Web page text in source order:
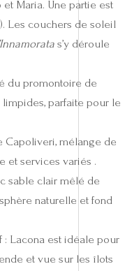
Maria. Une partie est
Les couchers de soleil
s’y déroule
du promontoire de
parfaite pour le
Capoliveri, mélange de
et services variés .
sable clair mêlé de
naturelle et fond
: Lacona est idéale pour
et vue sur les îlots